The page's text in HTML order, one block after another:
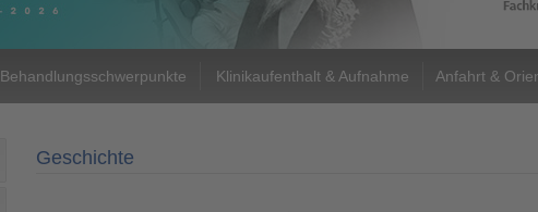
Behandlungsschwerpunkte Klinikaufenthalt & Aufnahme Anfahrt &
Geschichte